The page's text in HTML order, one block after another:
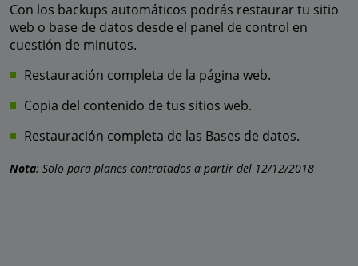
Con los backups automáticos podrás restaurar tu sitio
web o base de datos desde el panel de control en
cuestión de minutos.
Restauración completa de la página web.
Copia del contenido de tus sitios web.
Restauración completa de las Bases de datos.
Nota: Solo para planes contratados a partir del 12/12/2018